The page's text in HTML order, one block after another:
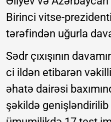
Birinci vitse-
tərəfindən uğurla
Sədr çıxışının
ci ildən etibarən
əhatə dairəsi
şəkildə